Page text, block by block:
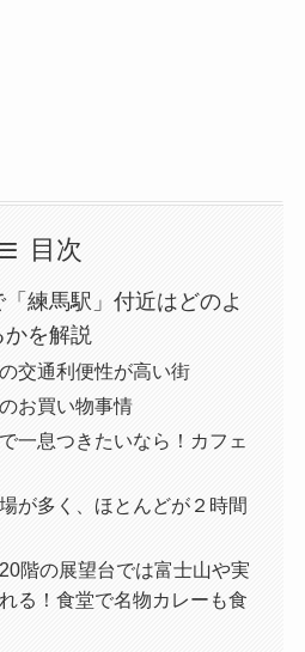
目次
練馬駅」付近はどのよ
かを解説
交通利便性が高い街
お買い物事情
一息つきたいなら！カフェ
が多く、ほとんどが２時間
階の展望台では富士山や実
る！食堂で名物カレーも食